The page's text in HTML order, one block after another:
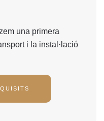
una primera
i la instal·lació